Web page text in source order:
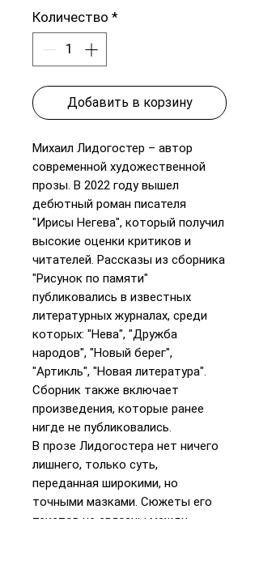
Количество *
Добавить в корзину
Михаил Лидогостер – автор
современной художественной
прозы. В 2022 году вышел
дебютный роман писателя
"Ирисы Негева", который получил
высокие оценки критиков и
читателей. Рассказы из сборника
"Рисунок по памяти"
публиковались в известных
литературных журналах, среди
которых: "Нева", "Дружба
народов", "Новый берег",
"Артикль", "Новая литература".
Сборник также включает
произведения, которые ранее
нигде не публиковались.
В прозе Лидогостера нет ничего
лишнего, только суть,
переданная широкими, но
точными мазками. Сюжеты его
текстов не связаны между